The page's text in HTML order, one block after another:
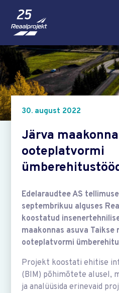
30. august 2022
Järva
ooteplatvormi
Edelaraudtee AS
septembrikuu alguses
koostatud
maakonnas asuva Taikse
ooteplatvormi
Projekt koostati ehitise
(BIM) põhimõtete alusel,
ja analüüsida erinevaid